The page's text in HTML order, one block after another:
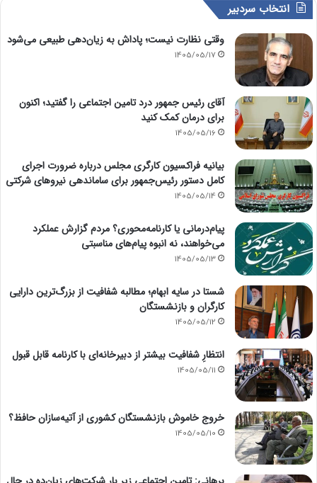
انتخاب سردبیر
وقتی نظارت نیست؛ پاداش به زیان‌دهی طبیعی می‌شود
1405/05/17
آقای رئیس جمهور درد تامین اجتماعی را گفتید؛ اکنون
برای درمان کمک کنید
1405/05/16
بیانیه فراکسیون کارگری مجلس درباره ضرورت اجرای
کامل دستور رئیس‌جمهور برای ساماندهی نیروهای شرکتی
1405/05/14
پیام‌درمانی یا کارنامه‌محوری؟ مردم گزارش عملکرد
می‌خواهند، نه انبوه پیام‌های مناسبتی
1405/05/13
شستا در سایه ابهام؛ مطالبه شفافیت از بزرگ‌ترین دارایی
کارگران و بازنشستگان
1405/05/12
انتظارِ شفافیت بیشتر از دبیرخانه‌ای با کارنامه قابل قبول
1405/05/11
خروج خاموش بازنشستگان کشوری از آتیه‌سازان حافظ؟
1405/05/10